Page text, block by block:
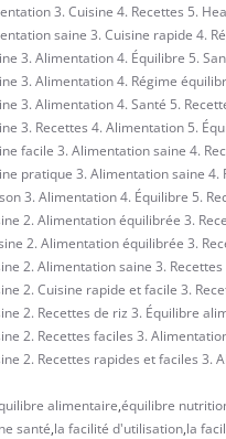
3. Cuisine 4. Recettes 5.
saine 3. Cuisine rapide 4.
3. Alimentation 4. Équilibre 5.
3. Alimentation 4. Régime
3. Alimentation 4. Santé 5.
3. Recettes 4. Alimentation 5.
facile 3. Alimentation saine 4.
pratique 3. Alimentation saine 4.
3. Alimentation 4. Équilibre 5.
2. Alimentation équilibrée 3.
2. Alimentation équilibrée 3.
2. Alimentation saine 3.
2. Cuisine rapide et facile 3.
2. Recettes de riz 3. Équilibre
2. Recettes faciles 3.
2. Recettes rapides et faciles 3.
alimentaire,équilibre
santé,la facilité d'utilisation,la